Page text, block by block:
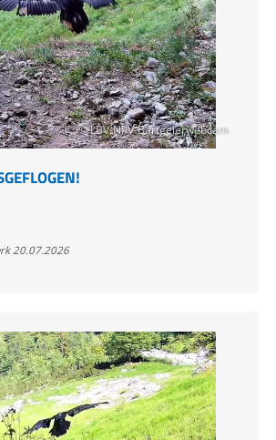
© LBV-NPV-Bartgeierwebcam
20.07.2026